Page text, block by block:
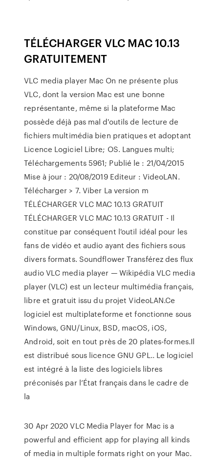
TÉLÉCHARGER VLC MAC 10.13
GRATUITEMENT
VLC media player Mac On ne présente plus
VLC, dont la version Mac est une bonne
représentante, même si la plateforme Mac
possède déjà pas mal d'outils de lecture de
fichiers multimédia bien pratiques et adoptant
Licence Logiciel Libre; OS. Langues multi;
Téléchargements 5961; Publié le : 21/04/2015
Mise à jour : 20/08/2019 Editeur : VideoLAN.
Télécharger > 7. Viber La version m
TÉLÉCHARGER VLC MAC 10.13 GRATUIT
TÉLÉCHARGER VLC MAC 10.13 GRATUIT - Il
constitue par conséquent l'outil idéal pour les
fans de vidéo et audio ayant des fichiers sous
divers formats. Soundflower Transférez des flux
audio VLC media player — Wikipédia VLC media
player (VLC) est un lecteur multimédia français,
libre et gratuit issu du projet VideoLAN.Ce
logiciel est multiplateforme et fonctionne sous
Windows, GNU/Linux, BSD, macOS, iOS,
Android, soit en tout près de 20 plates-formes.Il
est distribué sous licence GNU GPL.. Le logiciel
est intégré à la liste des logiciels libres
préconisés par l’État français dans le cadre de
la
30 Apr 2020 VLC Media Player for Mac is a
powerful and efficient app for playing all kinds
of media in multiple formats right on your Mac.